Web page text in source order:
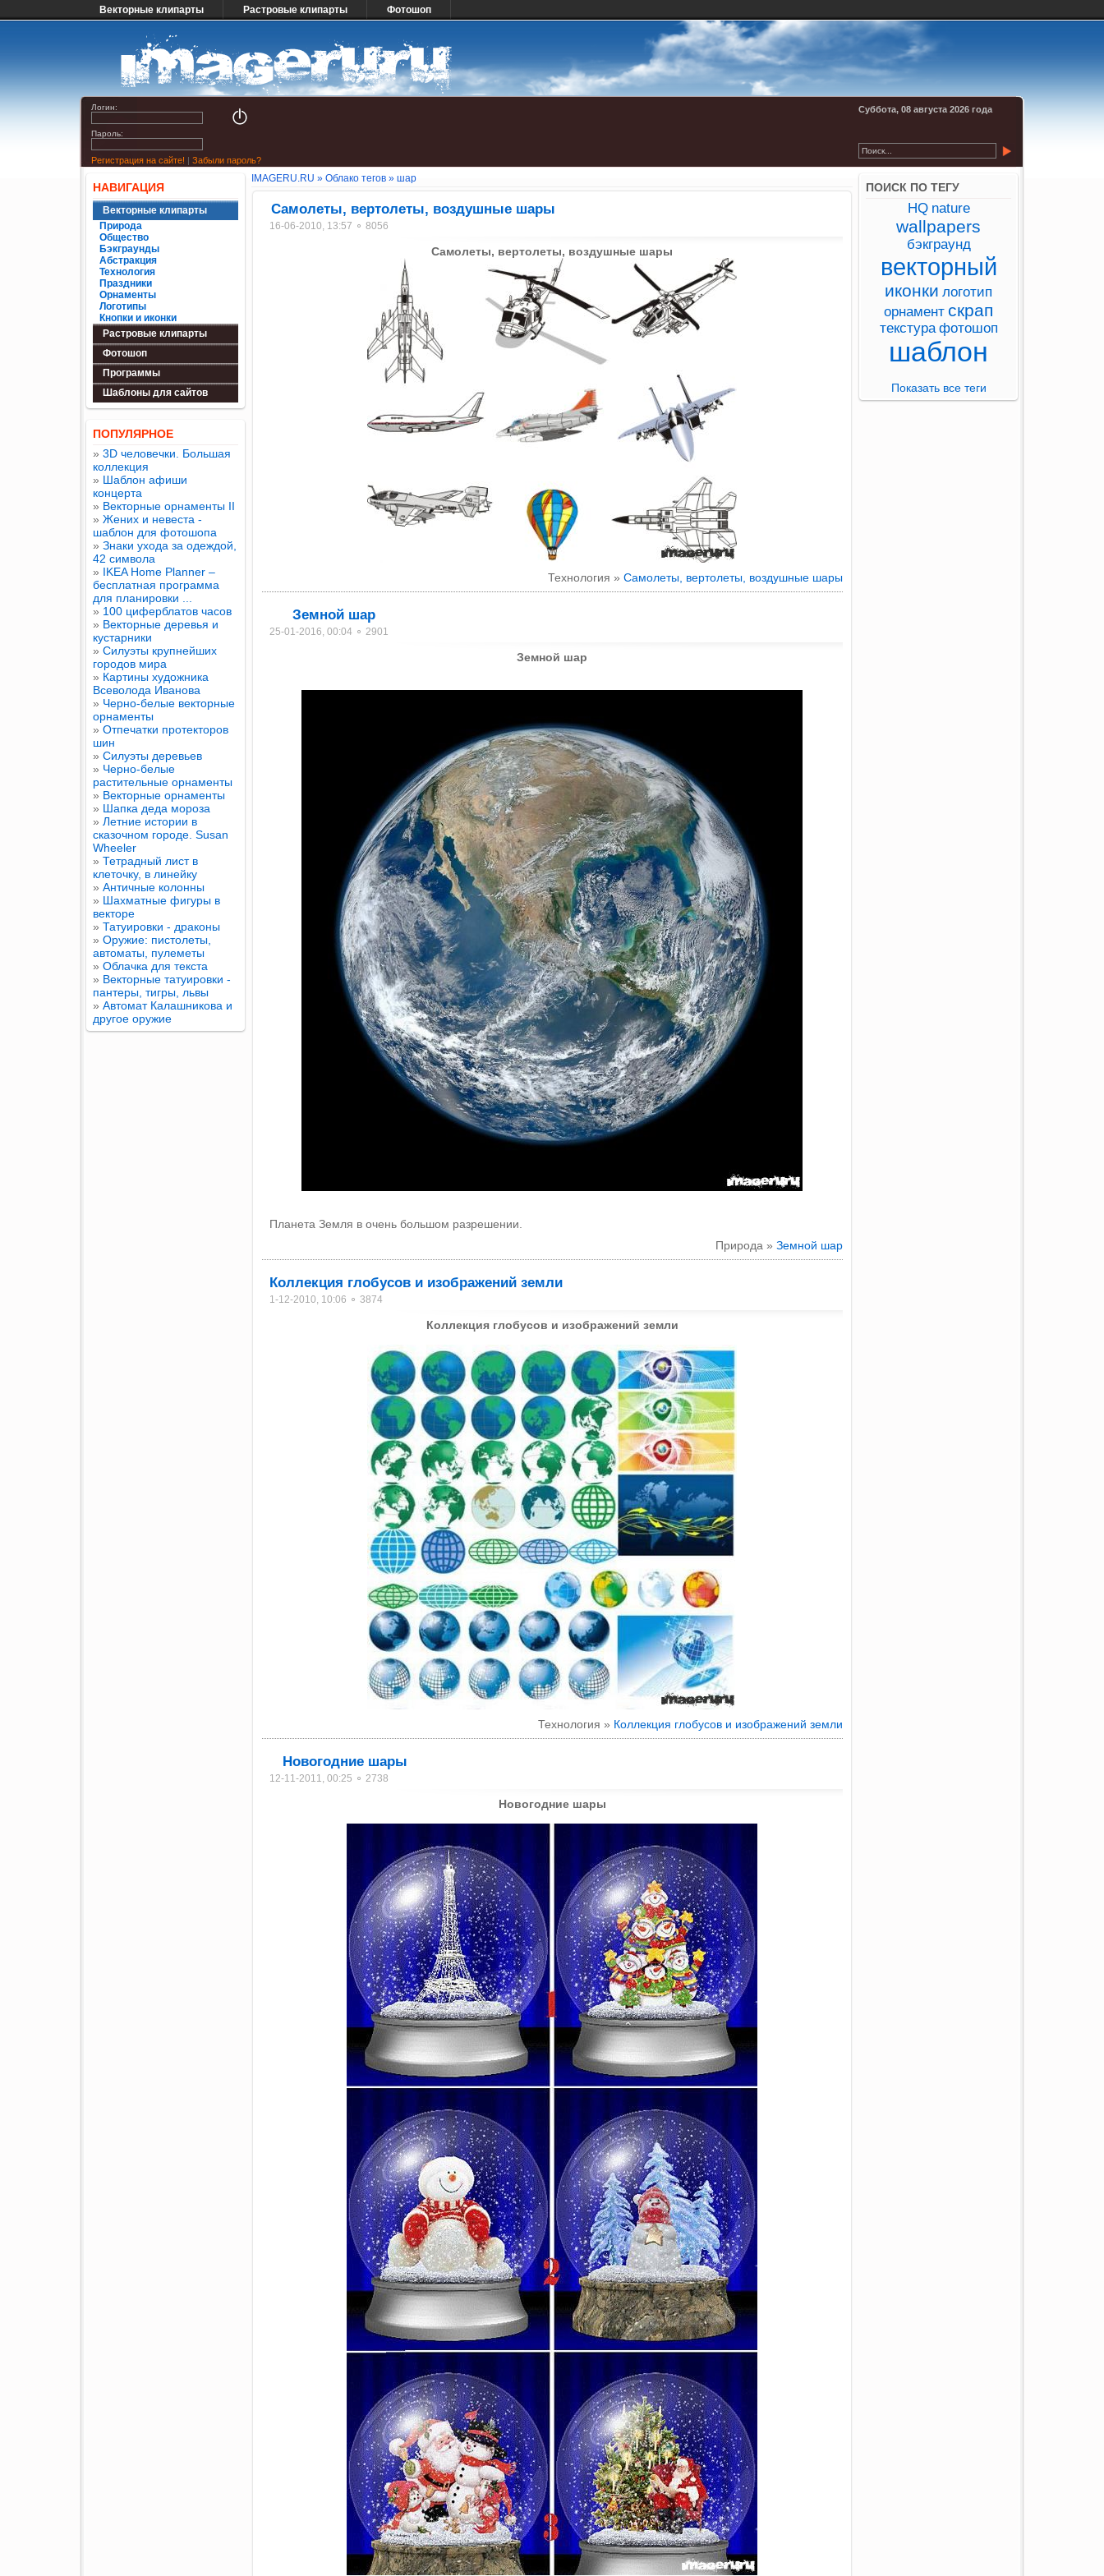
Векторные клипарты Растровые клипарты Фотошоп
Логин:
Пароль:
Регистрация на сайте! | Забыли пароль?
Суббота, 08 августа 2026 года
НАВИГАЦИЯ
Векторные клипарты
Природа
Общество
Бэкграунды
Абстракция
Технология
Праздники
Орнаменты
Логотипы
Кнопки и иконки
Растровые клипарты
Фотошоп
Программы
Шаблоны для сайтов
ПОПУЛЯРНОЕ
» 3D человечки. Большая
коллекция
» Шаблон афиши
концерта
» Векторные орнаменты II
» Жених и невеста -
шаблон для фотошопа
» Знаки ухода за одеждой,
42 символа
» IKEA Home Planner –
бесплатная программа
для планировки ...
» 100 циферблатов часов
» Векторные деревья и
кустарники
» Силуэты крупнейших
городов мира
» Картины художника
Всеволода Иванова
» Черно-белые векторные
орнаменты
» Отпечатки протекторов
шин
» Силуэты деревьев
» Черно-белые
растительные орнаменты
» Векторные орнаменты
» Шапка деда мороза
» Летние истории в
сказочном городе. Susan
Wheeler
» Тетрадный лист в
клеточку, в линейку
» Античные колонны
» Шахматные фигуры в
векторе
» Татуировки - драконы
» Оружие: пистолеты,
автоматы, пулеметы
» Облачка для текста
» Векторные татуировки -
пантеры, тигры, львы
» Автомат Калашникова и
другое оружие
IMAGERU.RU » Облако тегов » шар
Самолеты, вертолеты, воздушные шары
16-06-2010, 13:57 ⚬ 8056
Самолеты, вертолеты, воздушные шары
Технология » Самолеты, вертолеты, воздушные шары
Земной шар
25-01-2016, 00:04 ⚬ 2901
Земной шар
Планета Земля в очень большом разрешении.
Природа » Земной шар
Коллекция глобусов и изображений земли
1-12-2010, 10:06 ⚬ 3874
Коллекция глобусов и изображений земли
Технология » Коллекция глобусов и изображений земли
Новогодние шары
12-11-2011, 00:25 ⚬ 2738
Новогодние шары
ПОИСК ПО ТЕГУ
HQ nature
wallpapers
бэкграунд
векторный
иконки логотип
орнамент скрап
текстура фотошоп
шаблон
Показать все теги